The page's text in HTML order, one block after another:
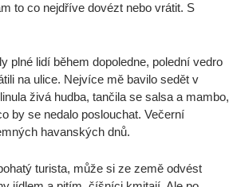
to co nejdříve dovézt nebo vrátit. S
lidí během dopoledne, polední vedro
na ulice. Nejvíce mě bavilo sedět v
živá hudba, tančila se salsa a mambo,
by se nedalo poslouchat. Večerní
havanských dnů.
turista, může si ze země odvést